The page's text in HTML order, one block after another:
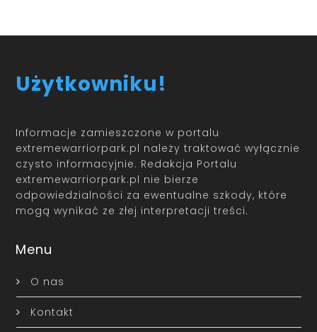
Użytkowniku!
Informacje zamieszczone w portalu
extremewarriorpark.pl należy traktować wyłącznie
czysto informacyjnie. Redakcja Portalu
extremewarriorpark.pl nie bierze
odpowiedzialności za ewentualne szkody, które
mogą wynikać ze złej interpretacji treści.
Menu
O nas
Kontakt